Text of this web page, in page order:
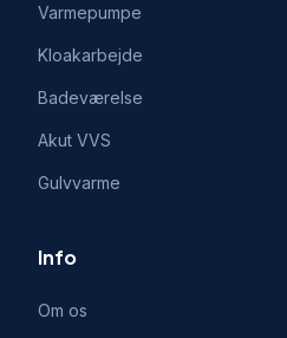
Varmepumpe
Kloakarbejde
Badeværelse
Akut VVS
Gulvvarme
Info
Om os